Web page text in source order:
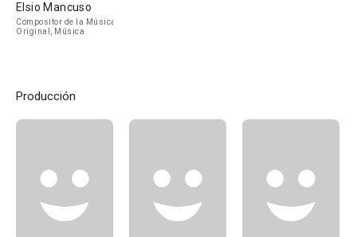
Elsio Mancuso
Compositor de la Música
Original, Música
Producción